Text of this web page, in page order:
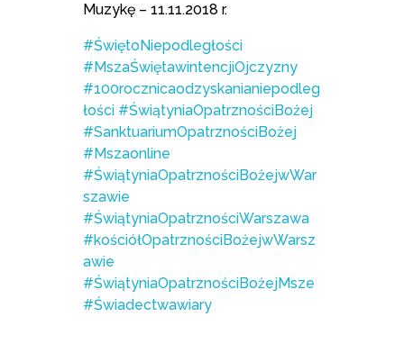
Muzykę – 11.11.2018 r.
#ŚwiętoNiepodległości
#MszaŚwiętawintencjiOjczyzny
#100rocznicaodzyskanianiepodleg
łości #ŚwiątyniaOpatrznościBożej
#SanktuariumOpatrznościBożej
#Mszaonline
#ŚwiątyniaOpatrznościBożejwWar
szawie
#ŚwiątyniaOpatrznościWarszawa
#kościółOpatrznościBożejwWarsz
awie
#ŚwiątyniaOpatrznościBożejMsze
#Świadectwawiary